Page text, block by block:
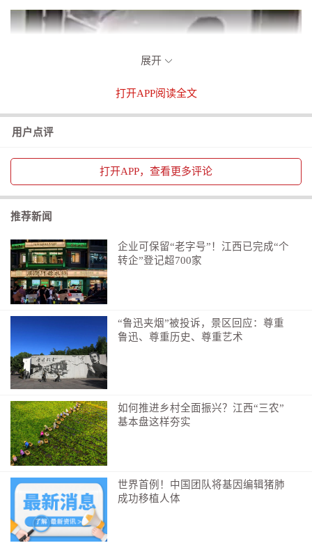
展开
打开APP阅读全文
用户点评
打开APP，查看更多评论
推荐新闻
企业可保留“老字号”！江西已完成“个
转企”登记超700家
“鲁迅夹烟”被投诉，景区回应：尊重
鲁迅、尊重历史、尊重艺术
如何推进乡村全面振兴？江西“三农”
基本盘这样夯实
世界首例！中国团队将基因编辑猪肺
成功移植人体